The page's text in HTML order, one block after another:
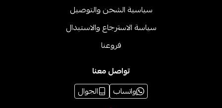
سياسية الشحن والتوصيل
سياسة الاسترجاع والاستبدال
فروعنا
تواصل معنا
واتساب
الجوال